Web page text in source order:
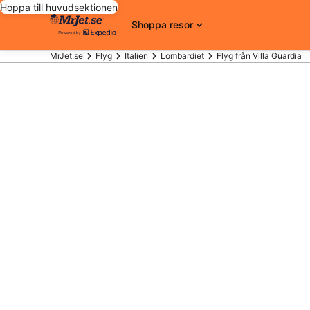
Hoppa till huvudsektionen
Shoppa resor
MrJet.se Flyg Italien Lombardiet Flyg från Villa Guardia